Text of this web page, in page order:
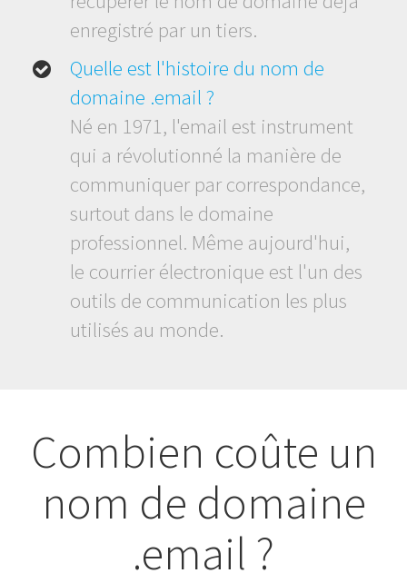
enregistré par un tiers.
Quelle est l'histoire du nom de
domaine .email ?
Né en 1971, l'email est instrument
qui a révolutionné la manière de
communiquer par correspondance,
surtout dans le domaine
professionnel. Même aujourd'hui,
le courrier électronique est l'un des
outils de communication les plus
utilisés au monde.
Combien coûte un
nom de domaine
.email ?